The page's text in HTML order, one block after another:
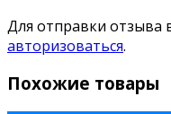
Для отправки отзыва
авторизоваться.
Похожие товары